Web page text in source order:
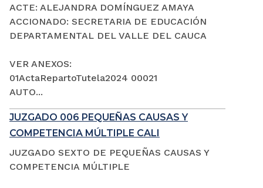
ACTE: ALEJANDRA DOMÍNGUEZ AMAYA
ACCIONADO: SECRETARIA DE EDUCACIÓN
DEPARTAMENTAL DEL VALLE DEL CAUCA
VER ANEXOS:
01ActaRepartoTutela2024 00021
AUTO...
JUZGADO 006 PEQUEÑAS CAUSAS Y
COMPETENCIA MÚLTIPLE CALI
JUZGADO SEXTO DE PEQUEÑAS CAUSAS Y
COMPETENCIA MÚLTIPLE